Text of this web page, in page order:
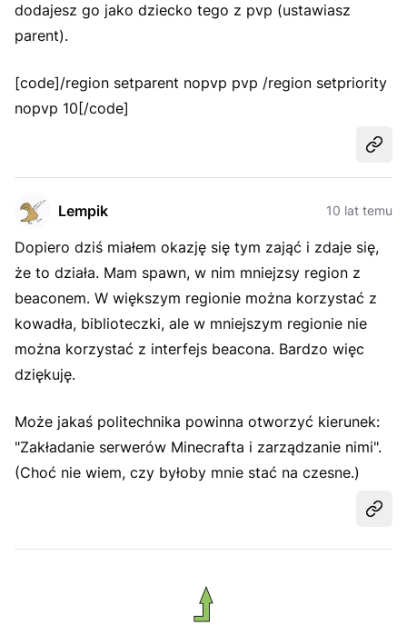
dodajesz go jako dziecko tego z pvp (ustawiasz
parent).
[code]/region setparent nopvp pvp /region setpriority
nopvp 10[/code]
Lempik 10 lat temu
Dopiero dziś miałem okazję się tym zająć i zdaje się,
że to działa. Mam spawn, w nim mniejzsy region z
beaconem. W większym regionie można korzystać z
kowadła, biblioteczki, ale w mniejszym regionie nie
można korzystać z interfejs beacona. Bardzo więc
dziękuję.
Może jakaś politechnika powinna otworzyć kierunek:
"Zakładanie serwerów Minecrafta i zarządzanie nimi".
(Choć nie wiem, czy byłoby mnie stać na czesne.)